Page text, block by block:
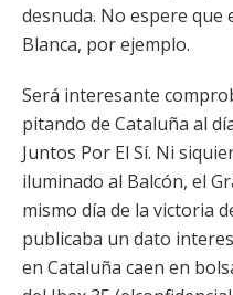
desnuda. No espere que
Blanca, por ejemplo.
Será interesante
pitando de Cataluña al
Juntos Por El Sí. Ni
iluminado al Balcón, el
mismo día de la victoria
publicaba un dato
en Cataluña caen en